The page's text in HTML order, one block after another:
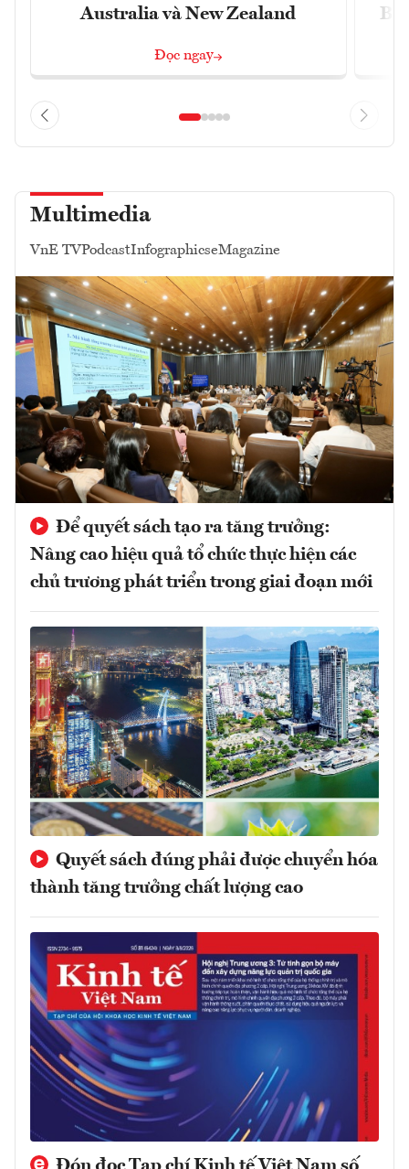
Australia và New Zealand
Đọc ngay
Multimedia
VnE TVPodcastInfographicseMagazine
Để quyết sách tạo ra tăng trưởng:
Nâng cao hiệu quả tổ chức thực hiện các
chủ trương phát triển trong giai đoạn mới
Quyết sách đúng phải được chuyển hóa
thành tăng trưởng chất lượng cao